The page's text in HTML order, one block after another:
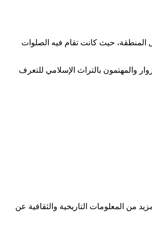
المنطقة، حيث كانت تقام فيه الصلوات
والمهتمون بالتراث الإسلامي للتعرف
المعلومات التاريخية والثقافية عن